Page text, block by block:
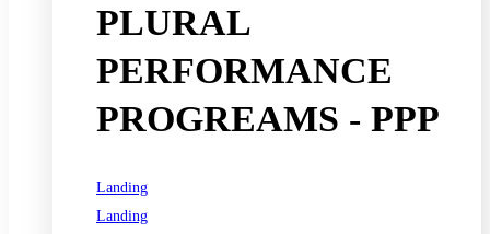
PLURAL
PERFORMANCE
PROGREAMS - PPP
Landing
Landing